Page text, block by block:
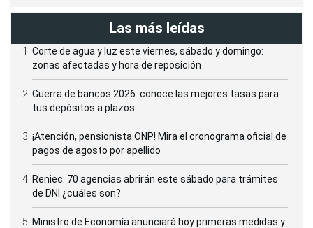
Las más leídas
Corte de agua y luz este viernes, sábado y domingo:
zonas afectadas y hora de reposición
Guerra de bancos 2026: conoce las mejores tasas para
tus depósitos a plazos
¡Atención, pensionista ONP! Mira el cronograma oficial de
pagos de agosto por apellido
Reniec: 70 agencias abrirán este sábado para trámites
de DNI ¿cuáles son?
Ministro de Economía anunciará hoy primeras medidas y